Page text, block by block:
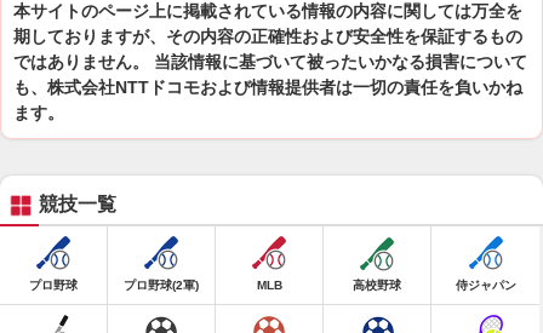
本サイトのページ上に掲載されている情報の内容に関しては万全を
期しておりますが、その内容の正確性および安全性を保証するもの
ではありません。 当該情報に基づいて被ったいかなる損害について
も、株式会社NTTドコモおよび情報提供者は一切の責任を負いかね
ます。
競技一覧
プロ野球 プロ野球(2軍) MLB 高校野球 侍ジャパン